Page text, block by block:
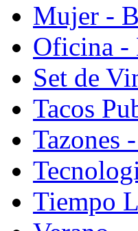
Mujer -
Oficina -
Set de
Tacos
Tazones
Tiempo